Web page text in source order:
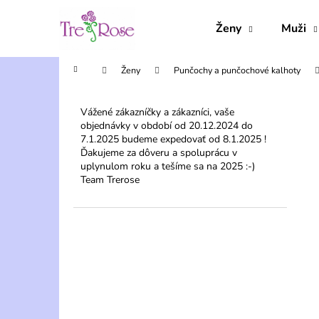
Ženy Muži
Domů Ženy Punčochy a punčochové kalhoty
Vážené zákazníčky a zákazníci, vaše
objednávky v období od 20.12.2024 do
7.1.2025 budeme expedovať od 8.1.2025 !
Ďakujeme za dôveru a spoluprácu v
uplynulom roku a tešíme sa na 2025 :-)
Team Trerose
Zpět
do
Zpět
do